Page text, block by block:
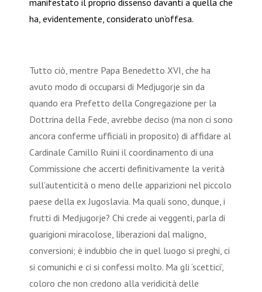
manifestato il proprio dissenso davanti a quella che
ha, evidentemente, considerato un’offesa.
Tutto ciò, mentre Papa Benedetto XVI, che ha
avuto modo di occuparsi di Medjugorje sin da
quando era Prefetto della Congregazione per la
Dottrina della Fede, avrebbe deciso (ma non ci sono
ancora conferme ufficiali in proposito) di affidare al
Cardinale Camillo Ruini il coordinamento di una
Commissione che accerti definitivamente la verità
sull’autenticità o meno delle apparizioni nel piccolo
paese della ex Jugoslavia. Ma quali sono, dunque, i
frutti di Medjugorje? Chi crede ai veggenti, parla di
guarigioni miracolose, liberazioni dal maligno,
conversioni; è indubbio che in quel luogo si preghi, ci
si comunichi e ci si confessi molto. Ma gli ‘scettici’,
coloro che non credono alla veridicità delle